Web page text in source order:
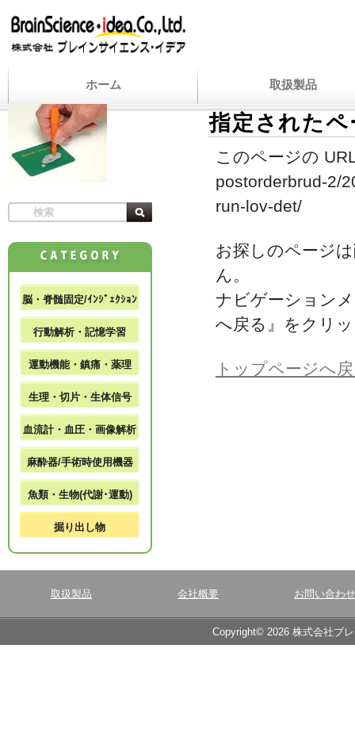
ホーム 取扱製品
指定された
このページの
postorderbrud-2/
run-lov-det/
お探しのページ
ん。
ナビゲーション
へ戻る』をクリ
トップページへ
脳・脊髄固定/ｲﾝｼﾞｪｸｼｮﾝ
行動解析・記憶学習
運動機能・鎮痛・薬理
生理・切片・生体信号
血流計・血圧・画像解析
麻酔器/手術時使用機器
魚類・生物(代謝･運動)
掘り出し物
取扱製品 会社概要 お問い合わせ
Copyright© 2026 株式会社ブ